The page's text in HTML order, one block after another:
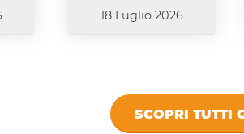
18 Luglio 2026
SCOPRI TUTTI